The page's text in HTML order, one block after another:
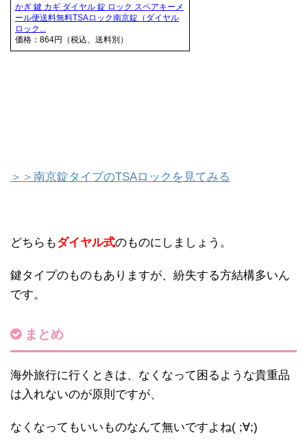
かぎ 鍵 カギ ダイヤル 錠 ロック スペアキーメ
ール便送料無料TSAロック南京錠（ダイヤル
ロック...
価格：864円（税込、送料別）
＞＞南京錠タイプのTSAロックを見てみる
どちらもダイヤル式のものにしましょう。
鍵タイプのものもありますが、紛失する方結構多いん
です。
まとめ
海外旅行に行くときは、なくなって困るような貴重品
は入れないのが原則ですが、
なくなってもいいものなんて無いですよね( ;∀;)